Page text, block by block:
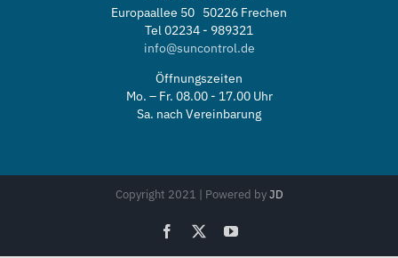
Europaallee 50 50226 Frechen
Tel 02234 - 989321
info@suncontrol.de
Öffnungszeiten
Mo. – Fr. 08.00 - 17.00 Uhr
Sa. nach Vereinbarung
Copyright 2021 | Powered byJD
Facebook YouTube